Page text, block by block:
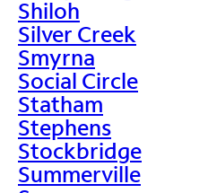
Shiloh
Silver Creek
Smyrna
Social Circle
Statham
Stephens
Stockbridge
Summerville